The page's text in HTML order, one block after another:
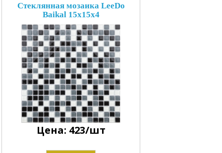
Стеклянная мозаика LeeDo
Baikal 15x15x4
Цена: 423/шт